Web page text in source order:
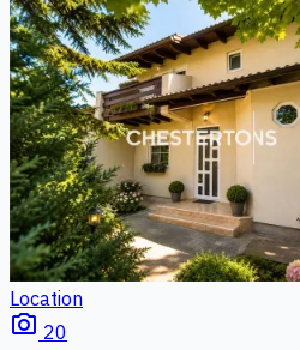
Location
photo_camera 20